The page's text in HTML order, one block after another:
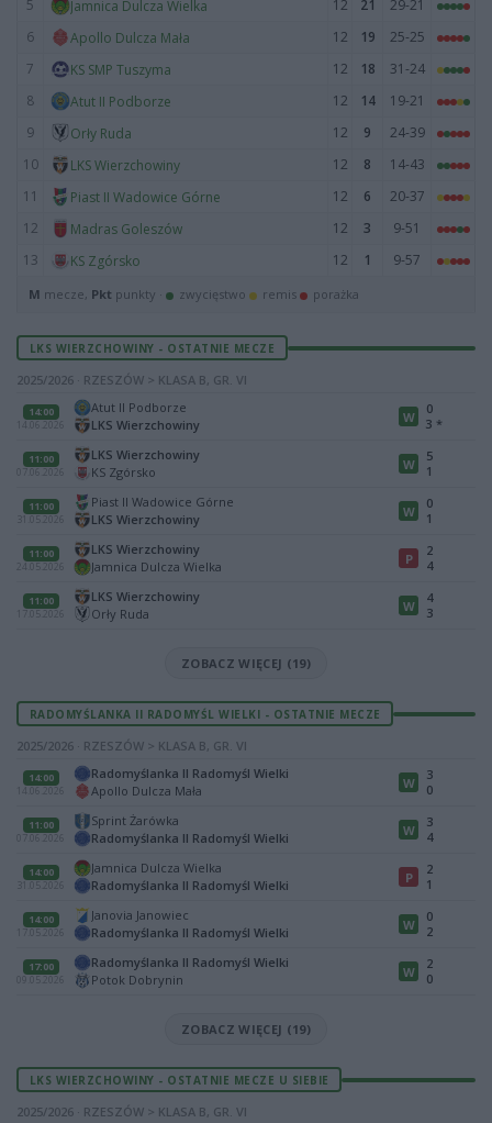
5 Jamnica Dulcza Wielka 12 21
29-21
6
Apollo Dulcza Mała 12 19
25-25
7
KS SMP Tuszyma 12 18
31-24
8
Atut II Podborze 12 14
19-21
9
Orły Ruda 12 9
24-39
10
LKS Wierzchowiny 12 8
14-43
11
Piast II Wadowice Górne 12 6
20-37
12
Madras Goleszów 12 3
9-51
13
KS Zgórsko 12 1 9-57
M mecze, Pkt punkty · zwycięstwo remis porażka
LKS WIERZCHOWINY - OSTATNIE MECZE
2025/2026 · RZESZÓW > KLASA B, GR. VI
14:00
14.06.2026
Atut II Podborze
LKS Wierzchowiny
W
0
3 *
11:00
07.06.2026
LKS Wierzchowiny
KS Zgórsko
W
5
1
11:00
31.05.2026
Piast II Wadowice Górne
LKS Wierzchowiny
W
0
1
11:00
24.05.2026
LKS Wierzchowiny
Jamnica Dulcza Wielka
P
2
4
11:00
17.05.2026
LKS Wierzchowiny
Orły Ruda
W
4
3
ZOBACZ WIĘCEJ (19)
RADOMYŚLANKA II RADOMYŚL WIELKI - OSTATNIE MECZE
2025/2026 · RZESZÓW > KLASA B, GR. VI
14:00
14.06.2026
Radomyślanka II Radomyśl Wielki
Apollo Dulcza Mała
W
3
0
11:00
07.06.2026
Sprint Żarówka
Radomyślanka II Radomyśl Wielki
W
3
4
14:00
31.05.2026
Jamnica Dulcza Wielka
Radomyślanka II Radomyśl Wielki
P
2
1
14:00
17.05.2026
Janovia Janowiec
Radomyślanka II Radomyśl Wielki
W
0
2
17:00
09.05.2026
Radomyślanka II Radomyśl Wielki
Potok Dobrynin
W
2
0
ZOBACZ WIĘCEJ (19)
LKS WIERZCHOWINY - OSTATNIE MECZE U SIEBIE
2025/2026 · RZESZÓW > KLASA B, GR. VI